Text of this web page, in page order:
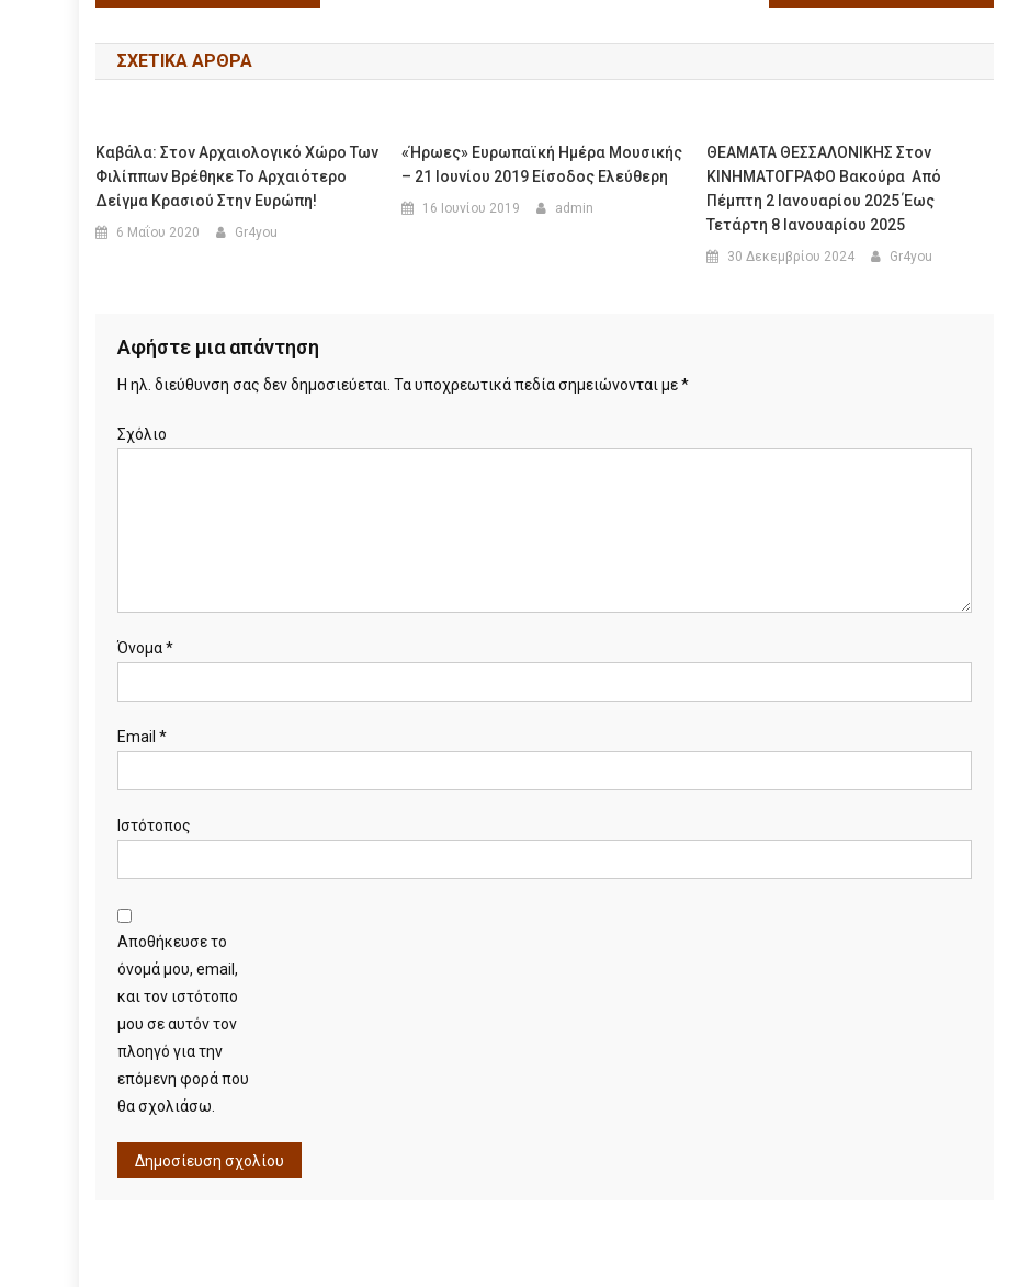
ΣΧΕΤΙΚΆ ΆΡΘΡΑ
Καβάλα: Στον Αρχαιολογικό Χώρο Των
Φιλίππων Βρέθηκε Το Αρχαιότερο
Δείγμα Κρασιού Στην Ευρώπη!
6 Μαΐου 2020 Gr4you
«Ήρωες» Ευρωπαϊκή Ημέρα Μουσικής
– 21 Ιουνίου 2019 Είσοδος Ελεύθερη
16 Ιουνίου 2019 admin
ΘΕΑΜΑΤΑ ΘΕΣΣΑΛΟΝΙΚΗΣ Στον
ΚΙΝΗΜΑΤΟΓΡΑΦΟ Βακούρα Από
Πέμπτη 2 Ιανουαρίου 2025 Έως
Τετάρτη 8 Ιανουαρίου 2025
30 Δεκεμβρίου 2024 Gr4you
Αφήστε μια απάντηση
Η ηλ. διεύθυνση σας δεν δημοσιεύεται. Τα υποχρεωτικά πεδία σημειώνονται με*
Σχόλιο
Όνομα*
Email *
Ιστότοπος
Αποθήκευσε το
όνομά μου, email,
και τον ιστότοπο
μου σε αυτόν τον
πλοηγό για την
επόμενη φορά που
θα σχολιάσω.